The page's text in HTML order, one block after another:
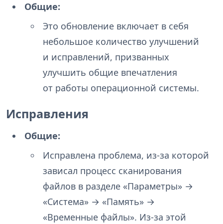
Общие:
Это обновление включает в себя
небольшое количество улучшений
и исправлений, призванных
улучшить общие впечатления
от работы операционной системы.
Исправления
Общие:
Исправлена проблема, из-за которой
зависал процесс сканирования
файлов в разделе «Параметры» →
«Система» → «Память» →
«Временные файлы». Из-за этой